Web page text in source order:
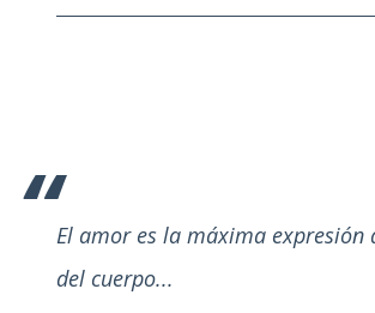
El amor es la máxima expresión
del cuerpo...